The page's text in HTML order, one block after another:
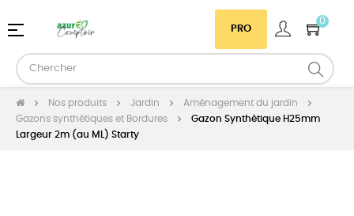
PRO
0
Basculer
navigation
☰
Nos produits Jardin
Aménagement du jardin
Gazons synthétiques et Bordures
Gazon Synthétique H25mm
Largeur 2m (au ML) Starty